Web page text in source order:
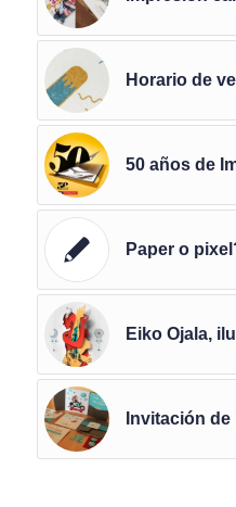
Horario de
50 años de
Paper o
Eiko Ojala,
Invitación de